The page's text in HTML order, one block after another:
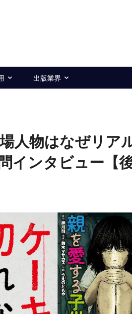
出版業界
人物はなぜリア
ンタビュー【後